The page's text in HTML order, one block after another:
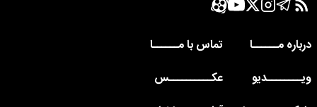
درباره مــــــا
تماس با مــــــا
ویــــــــدیو
عکــــــــــس